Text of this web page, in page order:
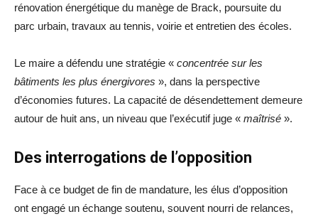
rénovation énergétique du manège de Brack, poursuite du
parc urbain, travaux au tennis, voirie et entretien des écoles.
Le maire a défendu une stratégie « concentrée sur les
bâtiments les plus énergivores », dans la perspective
d’économies futures. La capacité de désendettement demeure
autour de huit ans, un niveau que l’exécutif juge « maîtrisé ».
Des interrogations de l’opposition
Face à ce budget de fin de mandature, les élus d’opposition
ont engagé un échange soutenu, souvent nourri de relances,